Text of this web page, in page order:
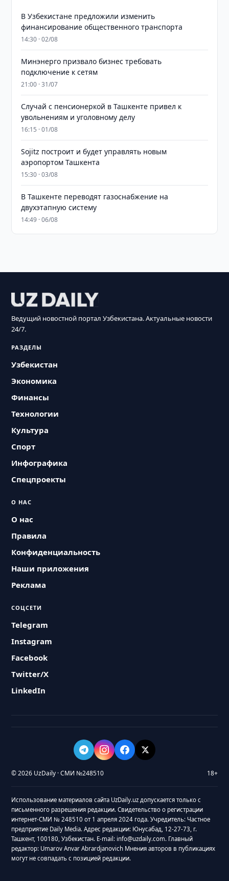
В Узбекистане предложили изменить
финансирование общественного транспорта
14:30 · 02/08
Минэнерго призвало бизнес требовать
подключение к сетям
21:00 · 31/07
Случай с пенсионеркой в Ташкенте привел к
увольнениям и уголовному делу
16:15 · 01/08
Sojitz построит и будет управлять новым
аэропортом Ташкента
15:30 · 03/08
В Ташкенте переводят газоснабжение на
двухэтапную систему
14:49 · 06/08
Ведущий новостной портал Узбекистана. Актуальные новости
24/7.
РАЗДЕЛЫ
Узбекистан
Экономика
Финансы
Технологии
Культура
Спорт
Инфографика
Спецпроекты
О НАС
О нас
Правила
Конфиденциальность
Наши приложения
Реклама
СОЦСЕТИ
Telegram
Instagram
Facebook
Twitter/X
LinkedIn
© 2026 UzDaily · СМИ №248510 18+
Использование материалов сайта UzDaily.uz допускается только с
письменного разрешения редакции. Свидетельство о регистрации
интернет-СМИ № 248510 от 1 апреля 2024 года. Учредитель: Частное
предприятие Daily Media. Адрес редакции: Юнусабад, 12-27-73, г.
Ташкент, 100180, Узбекистан. E-mail: info@uzdaily.com. Главный
редактор: Umarov Anvar Abrardjanovich Мнения авторов в публикациях
могут не совпадать с позицией редакции.